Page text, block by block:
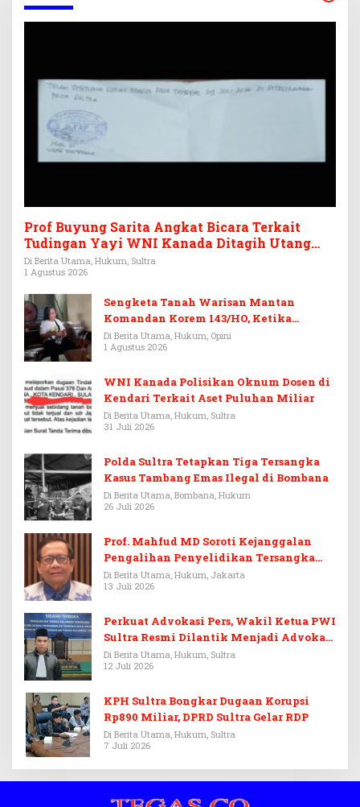
Prof Buyung Sarita Angkat Bicara Terkait
Tudingan Yayi WNI Kanada Ditagih Utang
Rp3,6 Miliar
Di Berita Utama, Hukum, Sultra
1 Agustus 2026
Sengketa Tanah Warisan Mantan
Komandan Korem 143/HO, Ketika
Warisan Menjadi Arena Pemerasan
Di Berita Utama, Hukum, Opini
1 Agustus 2026
WNI Kanada Polisikan Oknum Dosen di
Kendari Terkait Aset Puluhan Miliar
Di Berita Utama, Hukum, Sultra
31 Juli 2026
Polda Sultra Tetapkan Tiga Tersangka
Kasus Tambang Emas Ilegal di Bombana
Di Berita Utama, Bombana, Hukum
26 Juli 2026
Prof. Mahfud MD Soroti Kejanggalan
Pengalihan Penyelidikan Tersangka
Febrie Adriansyah
Di Berita Utama, Hukum, Jakarta
13 Juli 2026
Perkuat Advokasi Pers, Wakil Ketua PWI
Sultra Resmi Dilantik Menjadi Advokat
PERADI
Di Berita Utama, Hukum, Sultra
12 Juli 2026
KPH Sultra Bongkar Dugaan Korupsi
Rp890 Miliar, DPRD Sultra Gelar RDP
Di Berita Utama, Hukum, Sultra
7 Juli 2026